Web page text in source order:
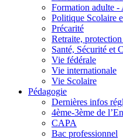
Formation adulte -
Politique Scolaire
Précarité
Retraite,
Santé, Sécurité et
Vie fédérale
Vie internationale
Vie Scolaire
Pédagogie
Dernières infos
4ème-3ème de
CAPA
Bac professionnel